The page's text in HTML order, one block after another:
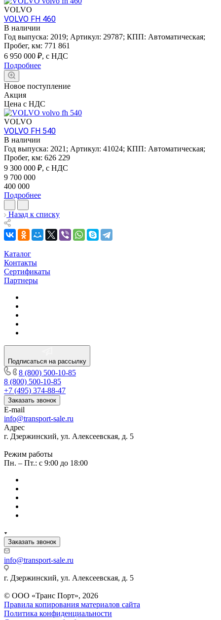
VOLVO
VOLVO FH 460
В наличии
Год выпуска: 2019; Артикул: 29787; КПП: Автоматическая;
Пробег, км: 771 861
6 950 000 ₽, с НДС
Подробнее
Новое поступление
Акция
Цена с НДС
VOLVO
VOLVO FH 540
В наличии
Год выпуска: 2021 ; Артикул: 41024; КПП: Автоматическая;
Пробег, км: 626 229
9 300 000 ₽, с НДС
9 700 000
400 000
Подробнее
Назад к списку
Каталог
Контакты
Сертификаты
Партнеры
Подписаться на рассылку
8 (800) 500-10-85
8 (800) 500-10-85
+7 (495) 374-88-47
Заказать звонок
E-mail
info@transport-sale.ru
Адрес
г. Дзержинский, ул. Алексеевская, д. 5
Режим работы
Пн. – Пт.: с 9:00 до 18:00
Заказать звонок
info@transport-sale.ru
г. Дзержинский, ул. Алексеевская, д. 5
© ООО «Транс Порт», 2026
Правила копирования материалов сайта
Политика конфиденциальности